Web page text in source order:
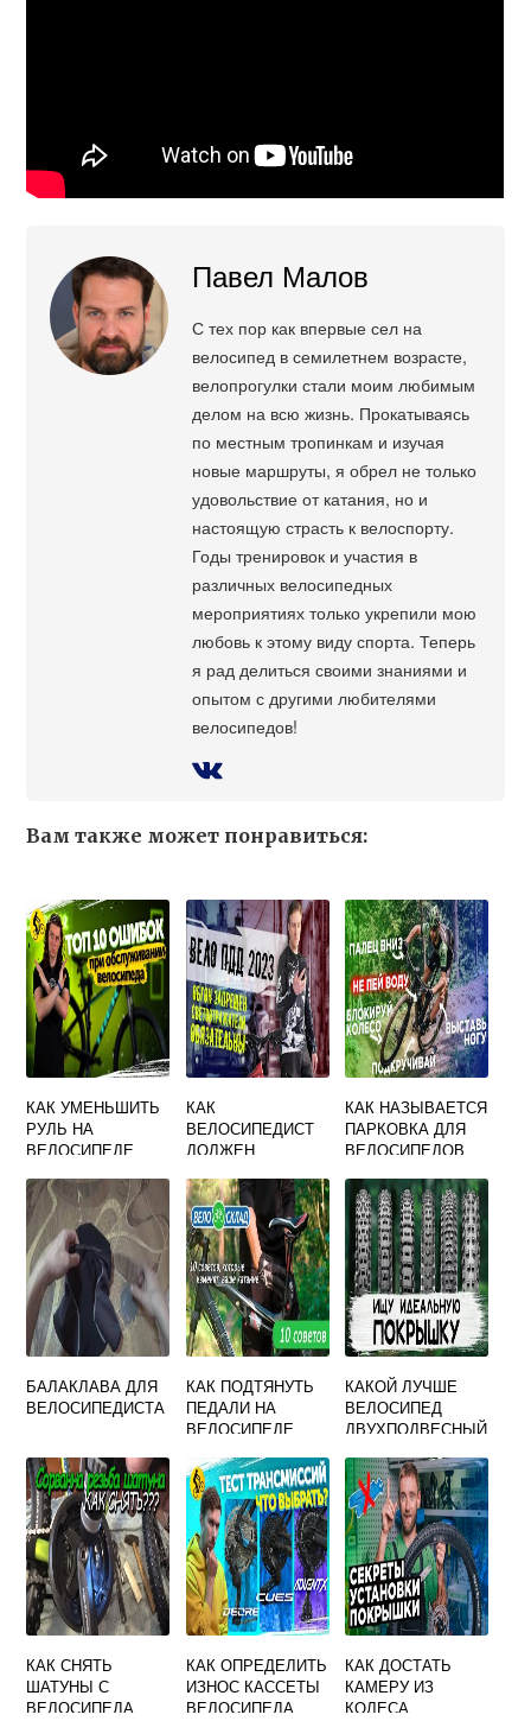
Павел Малов
С тех пор как впервые сел на
велосипед в семилетнем возрасте,
велопрогулки стали моим любимым
делом на всю жизнь. Прокатываясь
по местным тропинкам и изучая
новые маршруты, я обрел не только
удовольствие от катания, но и
настоящую страсть к велоспорту.
Годы тренировок и участия в
различных велосипедных
мероприятиях только укрепили мою
любовь к этому виду спорта. Теперь
я рад делиться своими знаниями и
опытом с другими любителями
велосипедов!
Вам также может понравиться:
КАК УМЕНЬШИТЬ
РУЛЬ НА
ВЕЛОСИПЕДЕ
КАК
ВЕЛОСИПЕДИСТ
ДОЛЖЕН
ДРУГИХ
УЧАСТНИКОВ
ДВИЖЕНИЯ О
НАМЕРЕНИИ
ОСТАНОВИТЬСЯ
КАК НАЗЫВАЕТСЯ
ПАРКОВКА ДЛЯ
ВЕЛОСИПЕДОВ
БАЛАКЛАВА ДЛЯ
ВЕЛОСИПЕДИСТА
КАК ПОДТЯНУТЬ
ПЕДАЛИ НА
ВЕЛОСИПЕДЕ
КАКОЙ ЛУЧШЕ
ВЕЛОСИПЕД
ДВУХПОДВЕСНЫЙ
ОДНОПОДВЕСНЫ
Й
КАК СНЯТЬ
ШАТУНЫ С
ВЕЛОСИПЕДА
КАК ОПРЕДЕЛИТЬ
ИЗНОС КАССЕТЫ
ВЕЛОСИПЕДА
КАК ДОСТАТЬ
КАМЕРУ ИЗ
КОЛЕСА